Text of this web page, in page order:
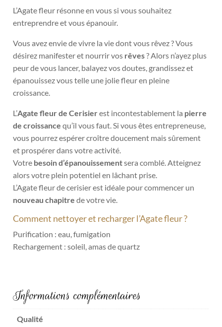
L’Agate fleur résonne en vous si vous souhaitez
entreprendre et vous épanouir.
Vous avez envie de vivre la vie dont vous rêvez ? Vous
désirez manifester et nourrir vos rêves? Alors n’ayez plus
peur de vous lancer, balayez vos doutes, grandissez et
épanouissez vous telle une jolie fleur en pleine
croissance.
L’Agate fleur de Cerisierest incontestablement la pierre
de croissance qu’il vous faut. Si vous êtes entrepreneuse,
vous pourrez espérer croître doucement mais sûrement
et prospérer dans votre activité.
Votre besoin d’épanouissementsera comblé. Atteignez
alors votre plein potentiel en lâchant prise.
L’Agate fleur de cerisier est idéale pour commencer un
nouveau chapitre de votre vie.
Comment nettoyer et recharger l’Agate fleur ?
Purification : eau, fumigation
Rechargement : soleil, amas de quartz
Informations complémentaires
Qualité